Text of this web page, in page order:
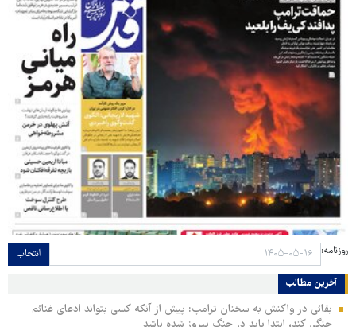
روزنامه: انتخاب
آخرین مطالب
بقائی در واکنش به سخنان ترامپ: پیش از آنکه کسی بتواند ادعای غنائم